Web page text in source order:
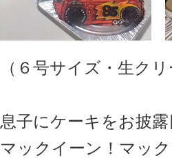
（６号サイズ・生ク
息子にケーキをお披
マックイーン！マッ